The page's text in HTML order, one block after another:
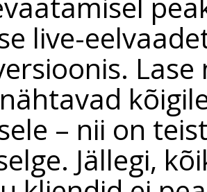
live-
– nii on
Jällegi,